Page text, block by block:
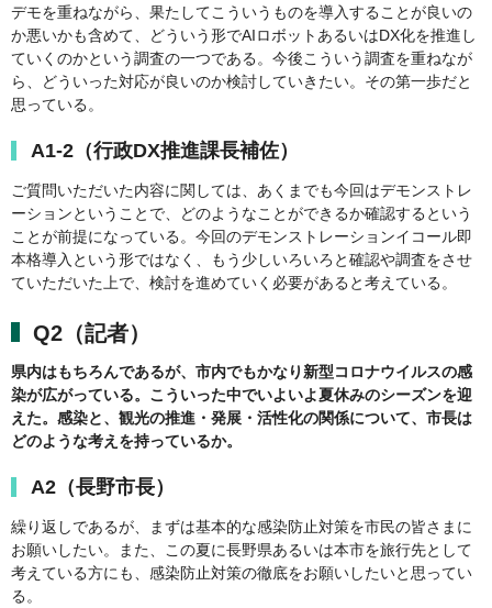
デモを重ねながら、果たしてこういうものを導入することが良いの
か悪いかも含めて、どういう形でAIロボットあるいはDX化を推進し
ていくのかという調査の一つである。今後こういう調査を重ねなが
ら、どういった対応が良いのか検討していきたい。その第一歩だと
思っている。
A1-2（行政DX推進課長補佐）
ご質問いただいた内容に関しては、あくまでも今回はデモンストレ
ーションということで、どのようなことができるか確認するという
ことが前提になっている。今回のデモンストレーションイコール即
本格導入という形ではなく、もう少しいろいろと確認や調査をさせ
ていただいた上で、検討を進めていく必要があると考えている。
Q2（記者）
県内はもちろんであるが、市内でもかなり新型コロナウイルスの感
染が広がっている。こういった中でいよいよ夏休みのシーズンを迎
えた。感染と、観光の推進・発展・活性化の関係について、市長は
どのような考えを持っているか。
A2（長野市長）
繰り返しであるが、まずは基本的な感染防止対策を市民の皆さまに
お願いしたい。また、この夏に長野県あるいは本市を旅行先として
考えている方にも、感染防止対策の徹底をお願いしたいと思ってい
る。